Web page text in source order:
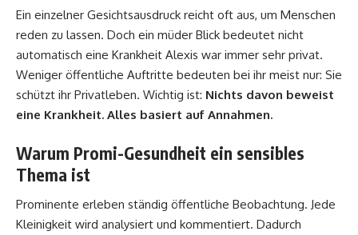
Ein einzelner Gesichtsausdruck reicht oft aus, um Menschen
reden zu lassen. Doch ein müder Blick bedeutet nicht
automatisch eine Krankheit Alexis war immer sehr privat.
Weniger öffentliche Auftritte bedeuten bei ihr meist nur: Sie
schützt ihr Privatleben. Wichtig ist: Nichts davon beweist
eine Krankheit. Alles basiert auf Annahmen.
Warum Promi-Gesundheit ein sensibles
Thema ist
Prominente erleben ständig öffentliche Beobachtung. Jede
Kleinigkeit wird analysiert und kommentiert. Dadurch